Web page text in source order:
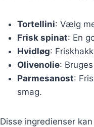
Tortellini: Vælg
Frisk spinat: En
Hvidløg:
Olivenolie:
Parmesanost:
smag.
Disse ingredienser